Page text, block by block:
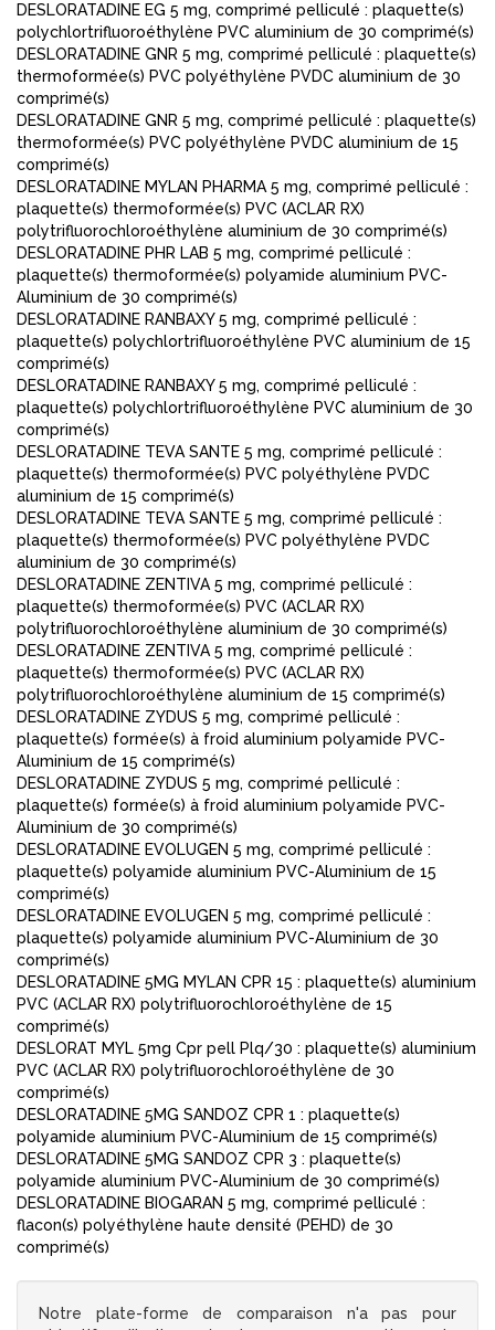
DESLORATADINE EG 5 mg, comprimé pelliculé : plaquette(s)
polychlortrifluoroéthylène PVC aluminium de 30 comprimé(s)
DESLORATADINE GNR 5 mg, comprimé pelliculé : plaquette(s)
thermoformée(s) PVC polyéthylène PVDC aluminium de 30
comprimé(s)
DESLORATADINE GNR 5 mg, comprimé pelliculé : plaquette(s)
thermoformée(s) PVC polyéthylène PVDC aluminium de 15
comprimé(s)
DESLORATADINE MYLAN PHARMA 5 mg, comprimé pelliculé :
plaquette(s) thermoformée(s) PVC (ACLAR RX)
polytrifluorochloroéthylène aluminium de 30 comprimé(s)
DESLORATADINE PHR LAB 5 mg, comprimé pelliculé :
plaquette(s) thermoformée(s) polyamide aluminium PVC-
Aluminium de 30 comprimé(s)
DESLORATADINE RANBAXY 5 mg, comprimé pelliculé :
plaquette(s) polychlortrifluoroéthylène PVC aluminium de 15
comprimé(s)
DESLORATADINE RANBAXY 5 mg, comprimé pelliculé :
plaquette(s) polychlortrifluoroéthylène PVC aluminium de 30
comprimé(s)
DESLORATADINE TEVA SANTE 5 mg, comprimé pelliculé :
plaquette(s) thermoformée(s) PVC polyéthylène PVDC
aluminium de 15 comprimé(s)
DESLORATADINE TEVA SANTE 5 mg, comprimé pelliculé :
plaquette(s) thermoformée(s) PVC polyéthylène PVDC
aluminium de 30 comprimé(s)
DESLORATADINE ZENTIVA 5 mg, comprimé pelliculé :
plaquette(s) thermoformée(s) PVC (ACLAR RX)
polytrifluorochloroéthylène aluminium de 30 comprimé(s)
DESLORATADINE ZENTIVA 5 mg, comprimé pelliculé :
plaquette(s) thermoformée(s) PVC (ACLAR RX)
polytrifluorochloroéthylène aluminium de 15 comprimé(s)
DESLORATADINE ZYDUS 5 mg, comprimé pelliculé :
plaquette(s) formée(s) à froid aluminium polyamide PVC-
Aluminium de 15 comprimé(s)
DESLORATADINE ZYDUS 5 mg, comprimé pelliculé :
plaquette(s) formée(s) à froid aluminium polyamide PVC-
Aluminium de 30 comprimé(s)
DESLORATADINE EVOLUGEN 5 mg, comprimé pelliculé :
plaquette(s) polyamide aluminium PVC-Aluminium de 15
comprimé(s)
DESLORATADINE EVOLUGEN 5 mg, comprimé pelliculé :
plaquette(s) polyamide aluminium PVC-Aluminium de 30
comprimé(s)
DESLORATADINE 5MG MYLAN CPR 15 : plaquette(s) aluminium
PVC (ACLAR RX) polytrifluorochloroéthylène de 15
comprimé(s)
DESLORAT MYL 5mg Cpr pell Plq/30 : plaquette(s) aluminium
PVC (ACLAR RX) polytrifluorochloroéthylène de 30
comprimé(s)
DESLORATADINE 5MG SANDOZ CPR 1 : plaquette(s)
polyamide aluminium PVC-Aluminium de 15 comprimé(s)
DESLORATADINE 5MG SANDOZ CPR 3 : plaquette(s)
polyamide aluminium PVC-Aluminium de 30 comprimé(s)
DESLORATADINE BIOGARAN 5 mg, comprimé pelliculé :
flacon(s) polyéthylène haute densité (PEHD) de 30
comprimé(s)
Notre plate-forme de comparaison n'a pas pour